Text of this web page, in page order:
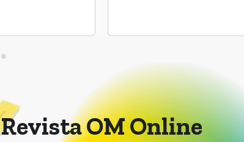
Revista OM Online